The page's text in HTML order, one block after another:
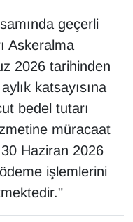
geçerli
Askeralma
2026 tarihinden
katsayısına
bedel tutarı
müracaat
Haziran 2026
işlemlerini